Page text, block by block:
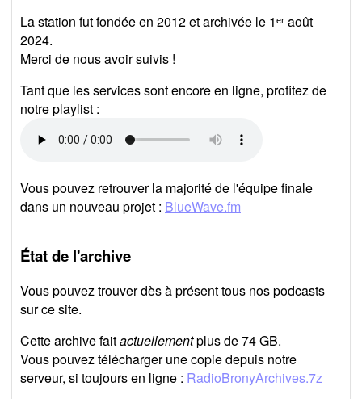
La station fut fondée en 2012 et archivée le 1ᵉʳ août
2024.
Merci de nous avoir suivis !
Tant que les services sont encore en ligne, profitez de
notre playlist :
Vous pouvez retrouver la majorité de l'équipe finale
dans un nouveau projet : BlueWave.fm
État de l'archive
Vous pouvez trouver dès à présent tous nos podcasts
sur ce site.
Cette archive faitactuellementplus de 74 GB.
Vous pouvez télécharger une copie depuis notre
serveur, si toujours en ligne : RadioBronyArchives.7z